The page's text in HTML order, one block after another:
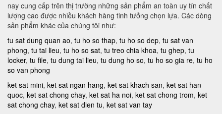
nay cung cấp trên thị trường những sản phẩm an toàn uy tín chất
lượng cao được nhiều khách hàng tinh tưởng chọn lựa. Các dòng
sản phẩm khác của chúng tôi như:
tu sat dung quan ao, tu ho so thap, tu ho so dep, tu sat van
phong, tu tai lieu, tu ho so sat, tu treo chia khoa, tu ghep, tu
locker, tu file, tu dung tai lieu, tu dung ho so, tu ho so gia re, tu ho
so van phong
ket sat mini, ket sat ngan hang, ket sat khach san, ket sat han
quoc, ket sat chong chay, ket sat ha noi, ket sat chong trom, ket
sat chong chay, ket sat dien tu, ket sat van tay